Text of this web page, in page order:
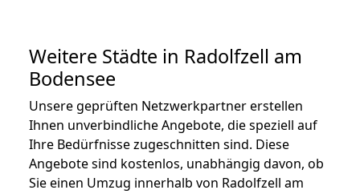
Weitere Städte in Radolfzell am
Bodensee
Unsere geprüften Netzwerkpartner erstellen
Ihnen unverbindliche Angebote, die speziell auf
Ihre Bedürfnisse zugeschnitten sind. Diese
Angebote sind kostenlos, unabhängig davon, ob
Sie einen Umzug innerhalb von Radolfzell am